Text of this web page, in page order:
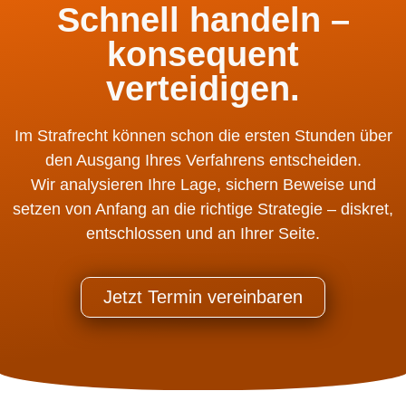
Schnell handeln –
konsequent
verteidigen.
Im Strafrecht können schon die ersten Stunden über
den Ausgang Ihres Verfahrens entscheiden.
Wir analysieren Ihre Lage, sichern Beweise und
setzen von Anfang an die richtige Strategie – diskret,
entschlossen und an Ihrer Seite.
Jetzt Termin vereinbaren